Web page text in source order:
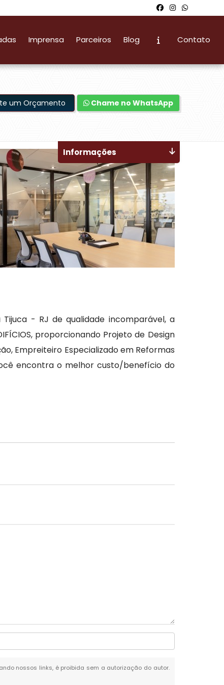
Imprensa Parceiros Blog Contato
um Orçamento Chame no WhatsApp
- RJ de qualidade incomparável, a
proporcionando Projeto de Design
Empreiteiro Especializado em Reformas
encontra o melhor custo/benefício do
nossos links, é proibida sem a autorização do autor.
Informações